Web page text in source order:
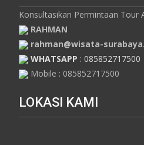
Konsultasikan Permintaan Tour
RAHMAN
rahman@wisata-
WHATSAPP : 085852717500
Mobile : 085852717500
LOKASI KAMI